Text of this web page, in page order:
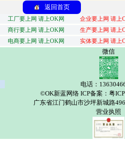
返回首页
工厂要上网 请上OK网 企业要上网 请上
商行要上网 请上OK网
生产要上网 请上
电商要上网 请上OK网
实体要上网 请上
微信
电话：
©OK新蓝网络 ICP备案：粤
广东省江门鹤山市沙坪新城路
营业执照